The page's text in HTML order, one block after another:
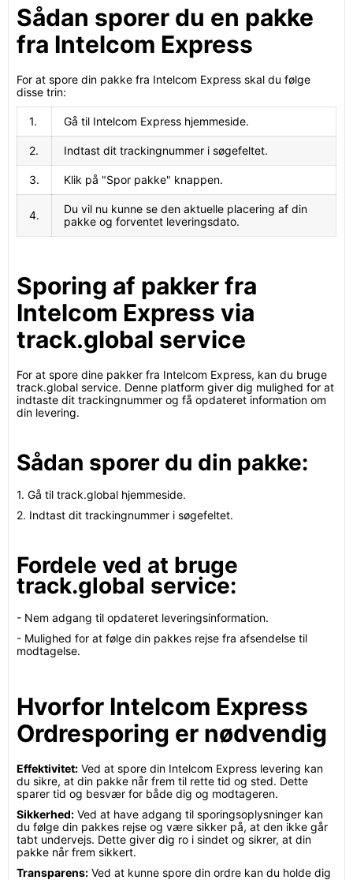
Sådan sporer du en pakke
fra Intelcom Express
For at spore din pakke fra Intelcom Express skal du følge
disse trin:
1. Gå til Intelcom Express hjemmeside.
2. Indtast dit trackingnummer i søgefeltet.
3. Klik på "Spor pakke" knappen.
4.
Du vil nu kunne se den aktuelle placering af din
pakke og forventet leveringsdato.
Sporing af pakker fra
Intelcom Express via
track.global service
For at spore dine pakker fra Intelcom Express, kan du bruge
track.global service. Denne platform giver dig mulighed for at
indtaste dit trackingnummer og få opdateret information om
din levering.
Sådan sporer du din pakke:
1. Gå til track.global hjemmeside.
2. Indtast dit trackingnummer i søgefeltet.
Fordele ved at bruge
track.global service:
- Nem adgang til opdateret leveringsinformation.
- Mulighed for at følge din pakkes rejse fra afsendelse til
modtagelse.
Hvorfor Intelcom Express
Ordresporing er nødvendig
Effektivitet: Ved at spore din Intelcom Express levering kan
du sikre, at din pakke når frem til rette tid og sted. Dette
sparer tid og besvær for både dig og modtageren.
Sikkerhed: Ved at have adgang til sporingsoplysninger kan
du følge din pakkes rejse og være sikker på, at den ikke går
tabt undervejs. Dette giver dig ro i sindet og sikrer, at din
pakke når frem sikkert.
Transparens: Ved at kunne spore din ordre kan du holde dig